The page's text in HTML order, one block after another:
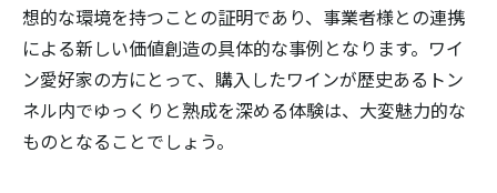
想的な環境を持つことの証明であり、事業者様との連携
による新しい価値創造の具体的な事例となります。ワイ
ン愛好家の方にとって、購入したワインが歴史あるトン
ネル内でゆっくりと熟成を深める体験は、大変魅力的な
ものとなることでしょう。